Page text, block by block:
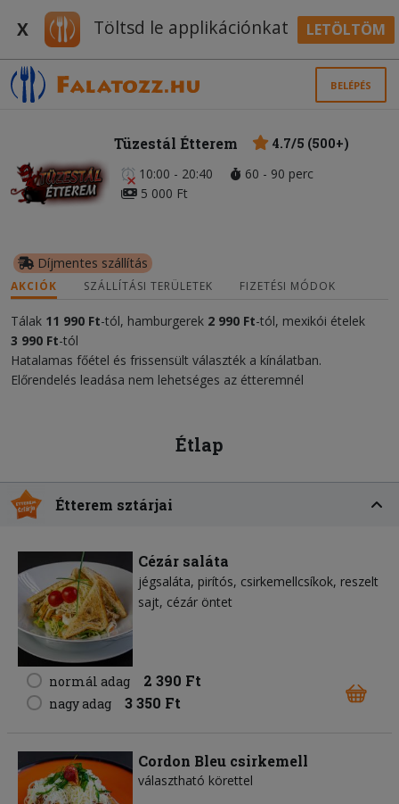
X Töltsd le applikációnkat LETÖLTÖM
BELÉPÉS
Tüzestál Étterem
4.7/5 (500+)
10:00 - 20:40
60 - 90 perc
5 000 Ft
Díjmentes szállítás
AKCIÓK SZÁLLÍTÁSI TERÜLETEK FIZETÉSI MÓDOK
Tálak 11 990 Ft-tól, hamburgerek 2 990 Ft-tól, mexikói ételek
3 990 Ft-tól
Hatalamas főétel és frissensült választék a kínálatban.
Előrendelés leadása nem lehetséges az étteremnél
Étlap
Étterem sztárjai
Cézár saláta
jégsaláta pirítós csirkemellcsíkok reszelt
sajt cézár öntet
normál adag 2 390 Ft
nagy adag 3 350 Ft
Cordon Bleu csirkemell
választható körettel